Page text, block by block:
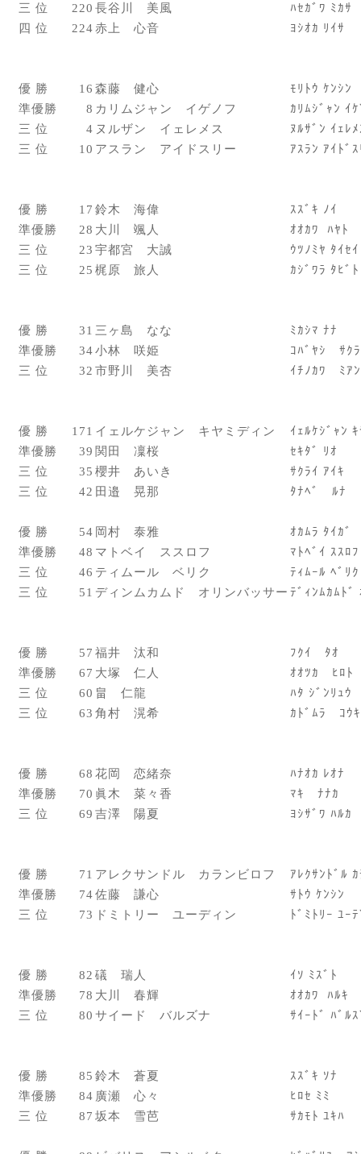
三 位
220 長谷川 美風
ﾊｾｶﾞﾜ ﾐｶｻ
四 位
224赤上 心音 ﾖｼｵｶ ﾘｲｻ
優 勝 16 森藤 健心
ﾓﾘﾄｳ ｹﾝｼﾝ
準優勝
8 カリムジャン イゲノフ
ｶﾘﾑｼﾞｬﾝ ｲ
三 位
4 ヌルザン イェレメス
ﾇﾙｻﾞﾝ ｲｪﾚ
三 位
10 アスラン アイドスリー ｱｽﾗﾝ ｱｲﾄﾞ
優 勝 17 鈴木 海偉
ｽｽﾞｷ ﾉｲ
準優勝
28 大川 颯人
ｵｵｶﾜ ﾊﾔﾄ
三 位
23 宇都宮 大誠
ｳﾂﾉﾐﾔ ﾀｲｾｲ
三 位
25 梶原 旅人 ｶｼﾞﾜﾗ ﾀﾋﾞﾄ
優 勝 31 三ヶ島 なな
ﾐｶｼﾏ ﾅﾅ
準優勝
34小林 咲姫
ｺﾊﾞﾔｼ ｻｸﾗ
三 位
32 市野川 美杏 ｲﾁﾉｶﾜ ﾐｱﾝ
優 勝 171 イェルケジャン キヤミディン
ｲｪﾙｹｼﾞｬﾝ
準優勝
39 関田 凜桜
ｾｷﾀﾞ ﾘｵ
三 位
35 櫻井 あいき
ｻｸﾗｲ ｱｲｷ
三 位
42 田邉 晃那 ﾀﾅﾍﾞ ﾙﾅ
優 勝 54 岡村 泰雅
ｵｶﾑﾗ ﾀｲｶﾞ
準優勝
48 マトベイ ススロフ
ﾏﾄﾍﾞｲ ｽｽﾛﾌ
三 位
46 ティムール ベリク
ﾃｨﾑｰﾙ ﾍﾞﾘｸ
三 位
51 ディンムカムド オリンバッサー ﾃﾞｨﾝﾑｶﾑﾄﾞ
優 勝 57 福井 汰和
ﾌｸｲ ﾀｵ
準優勝
67 大塚 仁人
ｵｵﾂｶ ﾋﾛﾄ
三 位
60 畠 仁龍
ﾊﾀ ｼﾞﾝﾘｭｳ
三 位
63 角村 滉希 ｶﾄﾞﾑﾗ ｺｳｷ
優 勝 68 花岡 恋緒奈
ﾊﾅｵｶ ﾚｵﾅ
準優勝
70 眞木 菜々香
ﾏｷ ﾅﾅｶ
三 位
69 吉澤 陽夏 ﾖｼｻﾞﾜ ﾊﾙｶ
優 勝 71 アレクサンドル カランビロフ
ｱﾚｸｻﾝﾄﾞﾙ
準優勝
74佐藤 謙心
ｻﾄｳ ｹﾝｼﾝ
三 位
73 ドミトリー ユーディン ﾄﾞﾐﾄﾘｰ ﾕｰ
優 勝 82 礒 瑞人
ｲｿ ﾐｽﾞﾄ
準優勝
78 大川 春輝
ｵｵｶﾜ ﾊﾙｷ
三 位
80 サイード バルズナ ｻｲｰﾄﾞ ﾊﾞﾙ
優 勝 85 鈴木 蒼夏
ｽｽﾞｷ ｿﾅ
準優勝
84 廣瀬 心々
ﾋﾛｾ ﾐﾐ
三 位
87 坂本 雪芭 ｻｶﾓﾄ ﾕｷﾊ